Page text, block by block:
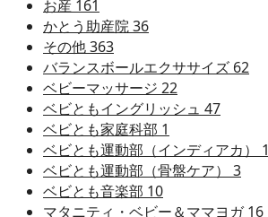
お産 161
かとう助産院36
その他363
バランスボールエクササイズ 62
ベビーマッサージ 22
ベビともイングリッシュ 47
ベビとも家庭科部 1
ベビとも運動部（インディアカ） 1
ベビとも運動部（骨盤ケア） 3
ベビとも音楽部 10
マタニティ・ベビー＆ママヨガ16